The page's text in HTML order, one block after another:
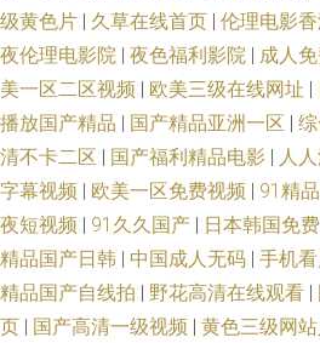
级黄色片 | 久草在线首页 | 伦理电影
夜伦理电影院 | 夜色福利影院 | 成人
美一区二区视频 | 欧美三级在线网址 |
播放国产精品 | 国产精品亚洲一区 |
清不卡二区 | 国产福利精品电影 | 人
字幕视频 | 欧美一区免费视频 | 91精
夜短视频 | 91久久国产 | 日本韩国免费
精品国产日韩 | 中国成人无码 | 手机看
精品国产自线拍 | 野花高清在线观看 |
页 | 国产高清一级视频 | 黄色三级网站